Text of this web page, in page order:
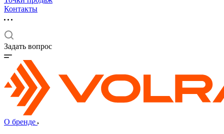
Контакты
Задать вопрос
О бренде